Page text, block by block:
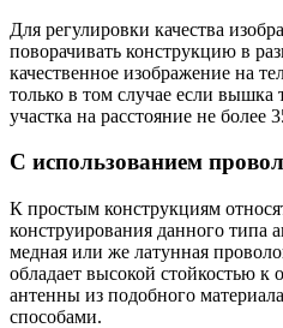
Для регулировки качества
поворачивать конструкцию в
качественное изображение на
только в том случае если вышка
участка на расстояние не более
С использованием
К простым конструкциям
конструирования данного типа
медная или же латунная
обладает высокой стойкостью
антенны из подобного
способами.